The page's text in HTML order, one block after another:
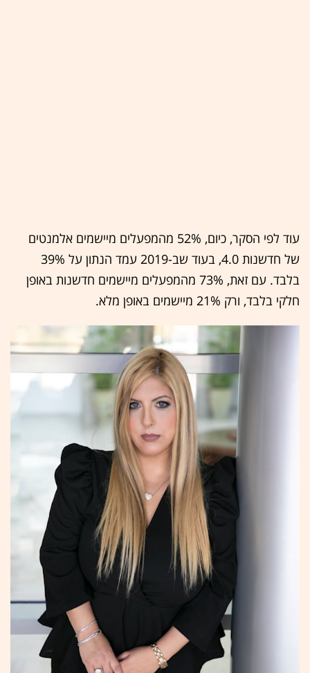
עוד לפי הסקר, כיום, 52% מהמפעלים מיישמים אלמנטים
של חדשנות 4.0, בעוד שב-2019 עמד הנתון על 39%
בלבד. עם זאת, 73% מהמפעלים מיישמים חדשנות באופן
חלקי בלבד, ורק 21% מיישמים באופן מלא.